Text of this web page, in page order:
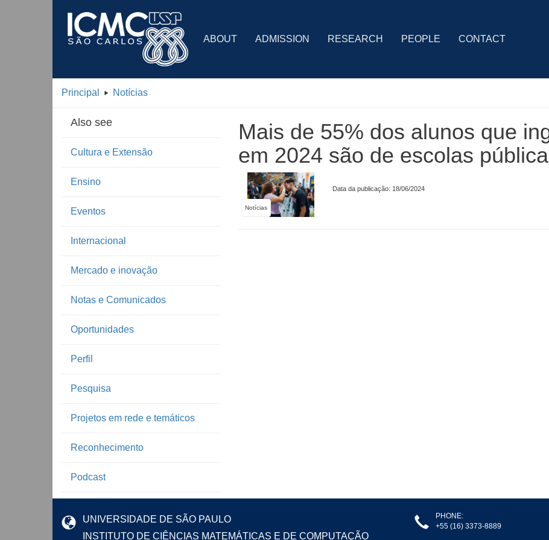
ABOUT ADMISSION RESEARCH PEOPLE CONTACT
Principal Notícias
Also see
Cultura e Extensão
Ensino
Eventos
Internacional
Mercado e inovação
Notas e Comunicados
Oportunidades
Perfil
Pesquisa
Projetos em rede e temáticos
Reconhecimento
Podcast
Mais de 55% dos alunos que
em 2024 são de escolas
Notícias
Data da publicação: 18/06/2024
UNIVERSIDADE DE SÃO PAULO
INSTITUTO DE CIÊNCIAS MATEMÁTICAS E DE COMPUTAÇÃO
PHONE:
+55 (16) 3373-8889